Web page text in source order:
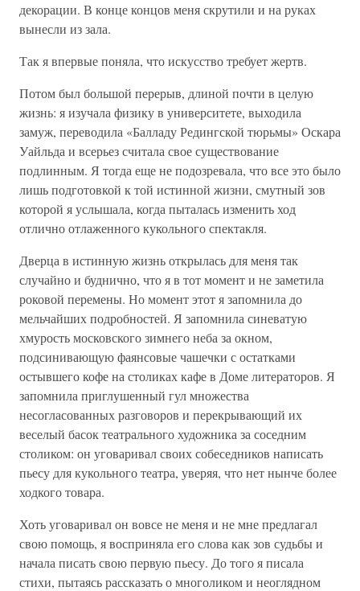
декорации. В конце концов меня скрутили и на руках
вынесли из зала.
Так я впервые поняла, что искусство требует жертв.
Потом был большой перерыв, длиной почти в целую
жизнь: я изучала физику в университете, выходила
замуж, переводила «Балладу Редингской тюрьмы» Оскара
Уайльда и всерьез считала свое существование
подлинным. Я тогда еще не подозревала, что все это было
лишь подготовкой к той истинной жизни, смутный зов
которой я услышала, когда пыталась изменить ход
отлично отлаженного кукольного спектакля.
Дверца в истинную жизнь открылась для меня так
случайно и буднично, что я в тот момент и не заметила
роковой перемены. Но момент этот я запомнила до
мельчайших подробностей. Я запомнила синеватую
хмурость московского зимнего неба за окном,
подсинивающую фаянсовые чашечки с остатками
остывшего кофе на столиках кафе в Доме литераторов. Я
запомнила приглушенный гул множества
несогласованных разговоров и перекрывающий их
веселый басок театрального художника за соседним
столиком: он уговаривал своих собеседников написать
пьесу для кукольного театра, уверяя, что нет нынче более
ходкого товара.
Хоть уговаривал он вовсе не меня и не мне предлагал
свою помощь, я восприняла его слова как зов судьбы и
начала писать свою первую пьесу. До того я писала
стихи, пытаясь рассказать о многоликом и неоглядном